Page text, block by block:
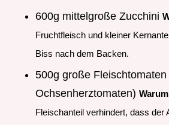
600g mittelgroße Zucchini
Fruchtfleisch und kleiner
Biss nach dem Backen.
500g große
Ochsenherztomaten)
Fleischanteil verhindert, dass der